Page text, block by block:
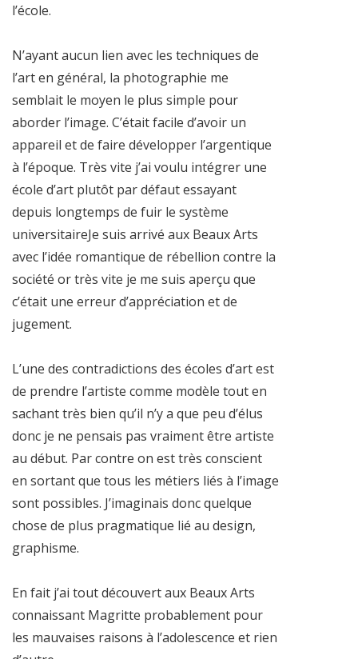
l’école.
N’ayant aucun lien avec les techniques de
l’art en général, la photographie me
semblait le moyen le plus simple pour
aborder l’image. C’était facile d’avoir un
appareil et de faire développer l’argentique
à l’époque. Très vite j’ai voulu intégrer une
école d’art plutôt par défaut essayant
depuis longtemps de fuir le système
universitaireJe suis arrivé aux Beaux Arts
avec l’idée romantique de rébellion contre la
société or très vite je me suis aperçu que
c’était une erreur d’appréciation et de
jugement.
L’une des contradictions des écoles d’art est
de prendre l’artiste comme modèle tout en
sachant très bien qu’il n’y a que peu d’élus
donc je ne pensais pas vraiment être artiste
au début. Par contre on est très conscient
en sortant que tous les métiers liés à l’image
sont possibles. J’imaginais donc quelque
chose de plus pragmatique lié au design,
graphisme.
En fait j’ai tout découvert aux Beaux Arts
connaissant Magritte probablement pour
les mauvaises raisons à l’adolescence et rien